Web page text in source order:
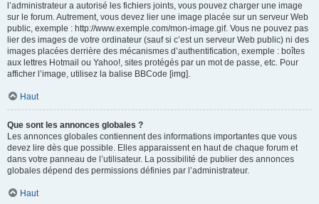
l’administrateur a autorisé les fichiers joints, vous pouvez charger une image
sur le forum. Autrement, vous devez lier une image placée sur un serveur Web
public, exemple : http://www.exemple.com/mon-image.gif. Vous ne pouvez pas
lier des images de votre ordinateur (sauf si c’est un serveur Web public) ni des
images placées derrière des mécanismes d’authentification, exemple : boîtes
aux lettres Hotmail ou Yahoo!, sites protégés par un mot de passe, etc. Pour
afficher l’image, utilisez la balise BBCode [img].
Haut
Que sont les annonces globales ?
Les annonces globales contiennent des informations importantes que vous
devez lire dès que possible. Elles apparaissent en haut de chaque forum et
dans votre panneau de l’utilisateur. La possibilité de publier des annonces
globales dépend des permissions définies par l’administrateur.
Haut